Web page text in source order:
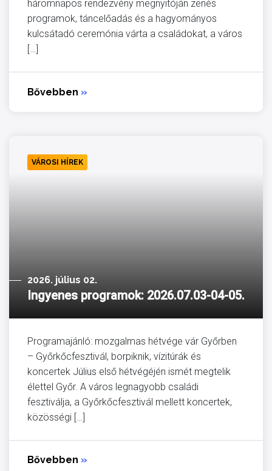
háromnapos rendezvény megnyitóján zenés
programok, táncelőadás és a hagyományos
kulcsátadó ceremónia várta a családokat, a város
[…]
Bővebben »
VÁROSI HÍREK
2026. július 02.
Ingyenes programok: 2026.07.03-04-05.
Programajánló: mozgalmas hétvége vár Győrben
– Győrkőcfesztivál, borpiknik, vízitúrák és
koncertek Július első hétvégéjén ismét megtelik
élettel Győr. A város legnagyobb családi
fesztiválja, a Győrkőcfesztivál mellett koncertek,
közösségi […]
Bővebben »